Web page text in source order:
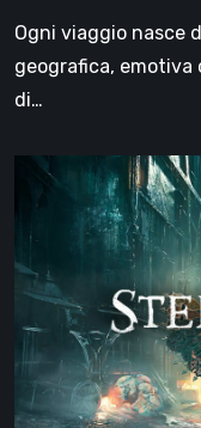
il
Ogni viaggio nasce
geografica, emotiva
di…
Steelrising,
recensione:
rivoluzione
sotto
ingranaggi